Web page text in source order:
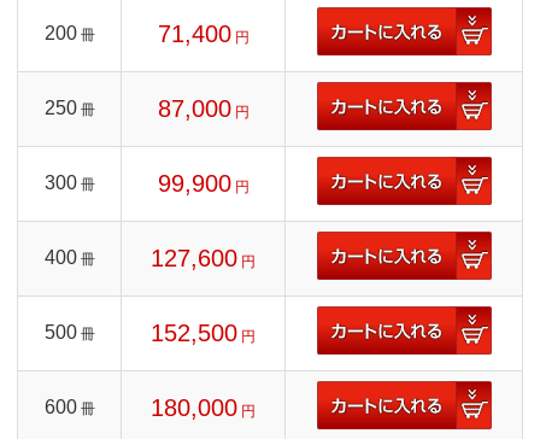
200 冊 71,400 円
250 冊 87,000 円
300 冊 99,900 円
400 冊 127,600 円
500 冊 152,500 円
600 冊 180,000 円